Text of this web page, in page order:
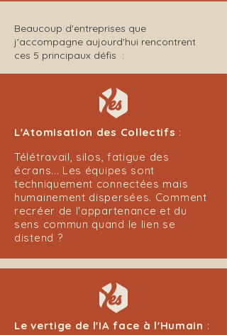
Beaucoup d'entreprises que
j'accompagne aujourd'hui rencontrent
ces 5 principaux défis :
L'Atomisation des Collectifs :
Télétravail, silos, fatigue des
écrans... Les équipes sont
techniquement connectées mais
humainement dispersées. Comment
recréer de l'appartenance et du
sens commun quand le lien se
distend ?
Le vertige de l'IA face à l'Humain :